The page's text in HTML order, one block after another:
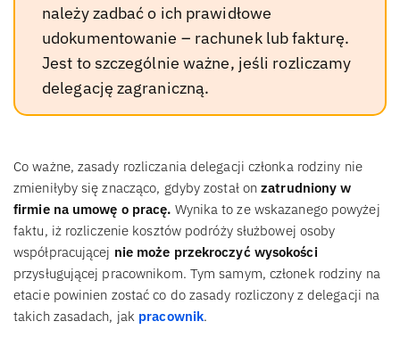
należy zadbać o ich prawidłowe
udokumentowanie – rachunek lub fakturę.
Jest to szczególnie ważne, jeśli rozliczamy
delegację zagraniczną.
Co ważne, zasady rozliczania delegacji członka rodziny nie
zmieniłyby się znacząco, gdyby został onzatrudniony w
firmie na umowę o pracę. Wynika to ze wskazanego powyżej
faktu, iż rozliczenie kosztów podróży służbowej osoby
współpracującej nie może przekroczyć wysokości
przysługującej pracownikom. Tym samym, członek rodziny na
etacie powinien zostać co do zasady rozliczony z delegacji na
takich zasadach, jak pracownik.